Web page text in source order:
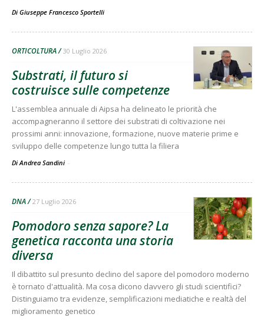
Di Giuseppe Francesco Sportelli
ORTICOLTURA 30 Luglio 2026
Substrati, il futuro si
costruisce sulle competenze
L'assemblea annuale di Aipsa ha delineato le priorità che
accompagneranno il settore dei substrati di coltivazione nei
prossimi anni: innovazione, formazione, nuove materie prime e
sviluppo delle competenze lungo tutta la filiera
Di Andrea Sandini -
DNA 27 Luglio 2026
Pomodoro senza sapore? La
genetica racconta una storia
diversa
Il dibattito sul presunto declino del sapore del pomodoro moderno
è tornato d'attualità. Ma cosa dicono davvero gli studi scientifici?
Distinguiamo tra evidenze, semplificazioni mediatiche e realtà del
miglioramento genetico